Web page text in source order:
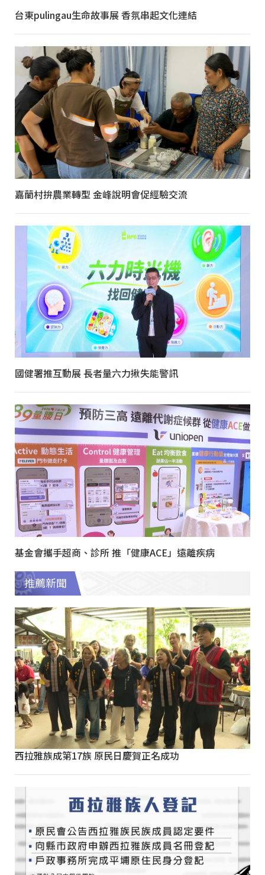
台東pulingau生命故事展 香氛串起文化連結
嘉蘭村拚農業轉型 金峰說明會促經驗交流
國健署推互動展 長者量六力揪失能警訊
基金會攜手超商、診所 推「健康ACE」遠離疾病
推薦新聞
西拉雅族成第17族 原民日慶賀正名成功